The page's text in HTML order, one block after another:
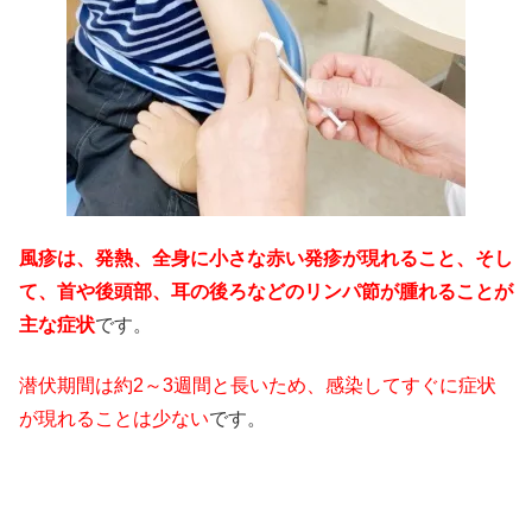
風疹は、発熱、全身に小さな赤い発疹が現れること、そし
て、首や後頭部、耳の後ろなどのリンパ節が腫れることが
主な症状です。
潜伏期間は約2～3週間と長いため、感染してすぐに症状
が現れることは少ないです。